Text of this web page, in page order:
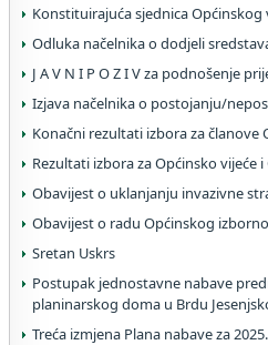
Konstituirajuća sjednica Općinskog
Odluka načelnika o dodjeli
J A V N I P O Z I V za podnošenje
Izjava načelnika o postojanju/
Konačni rezultati izbora za članove
Rezultati izbora za Općinsko vijeće
Obavijest o uklanjanju invazivne
Obavijest o radu Općinskog
Sretan Uskrs
Postupak jednostavne nabave
planinarskog doma u Brdu
Treća izmjena Plana nabave za